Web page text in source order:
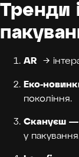
Тренди
AR →
Еко-
покоління.
Скануєш —
у